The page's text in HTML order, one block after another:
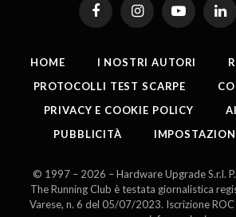
FacebookInstagramYouTube
HOME I NOSTRI AUTORI
PROTOCOLLI TEST SCARPE
PRIVACY E COOKIE POLICY
PUBBLICITÀ
© 1997 – 2026 – Hardware Upgrade S.r.l.
The Running Club è testata giornalistica
Varese, n. 6 del 05/07/2023. Iscrizione